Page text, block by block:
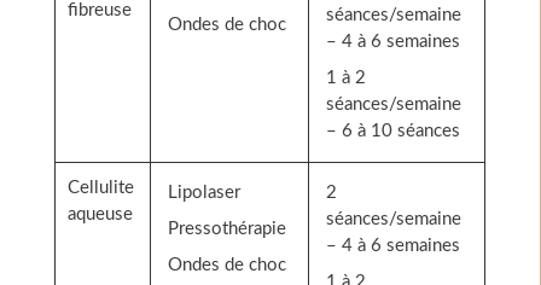
fibreuse
Ondes de choc
séances/semaine
– 4 à 6 semaines
1 à 2
séances/semaine
– 6 à 10 séances
Cellulite
aqueuse
Lipolaser
Pressothérapie
Ondes de choc
2
séances/semaine
– 4 à 6 semaines